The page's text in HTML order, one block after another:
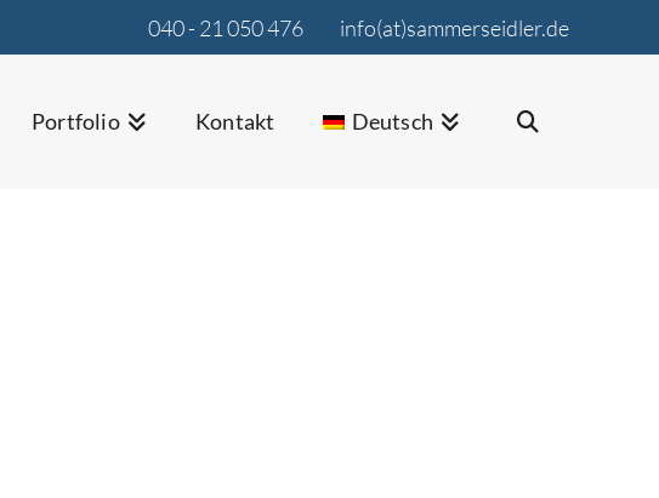
040 - 21 050 476 info(at)sammerseidler.de
Portfolio Kontakt Deutsch